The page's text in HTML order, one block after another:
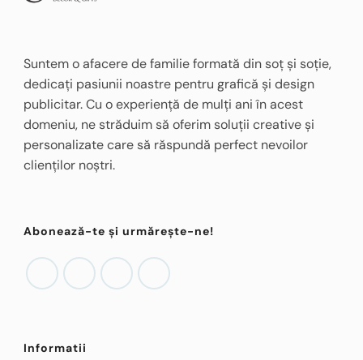
Suntem o afacere de familie formată din soț și soție,
dedicați pasiunii noastre pentru grafică și design
publicitar. Cu o experiență de mulți ani în acest
domeniu, ne străduim să oferim soluții creative și
personalizate care să răspundă perfect nevoilor
clienților noștri.
Abonează-te și urmărește-ne!
Informatii